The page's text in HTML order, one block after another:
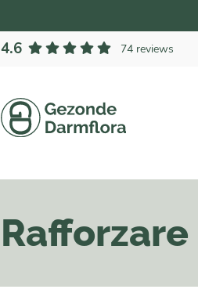
4.6 74 reviews